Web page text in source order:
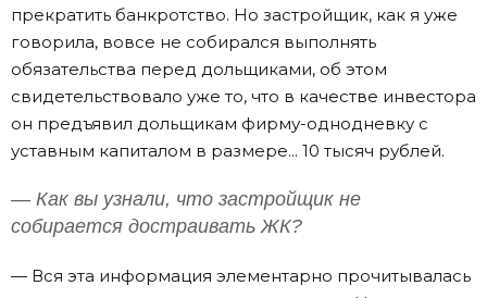
прекратить банкротство. Но застройщик, как я уже
говорила, вовсе не собирался выполнять
обязательства перед дольщиками, об этом
свидетельствовало уже то, что в качестве инвестора
он предъявил дольщикам фирму-однодневку с
уставным капиталом в размере... 10 тысяч рублей.
— Как вы узнали, что застройщик не
собирается достраивать ЖК?
— Вся эта информация элементарно прочитывалась